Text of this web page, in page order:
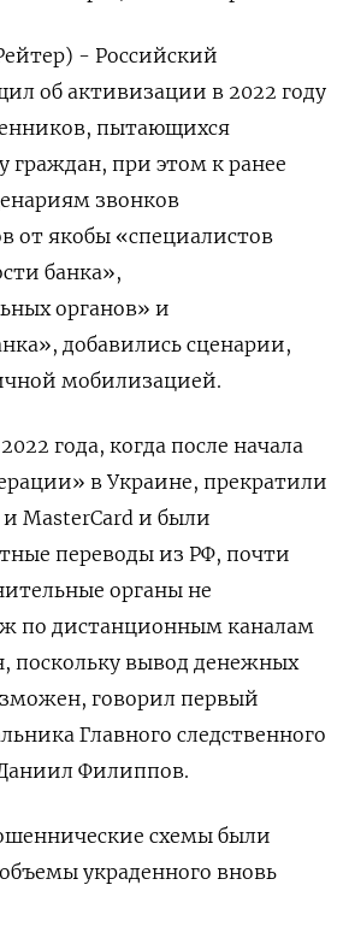
- Российский
об активизации в 2022 году
пытающихся
граждан, при этом к ранее
звонков
от якобы «специалистов
банка»,
органов» и
добавились сценарии,
мобилизацией.
года, когда после начала
в Украине, прекратили
и MasterСard и были
переводы из РФ, почти
органы не
по дистанционным каналам
поскольку вывод денежных
говорил первый
Главного следственного
Филиппов.
схемы были
украденного вновь